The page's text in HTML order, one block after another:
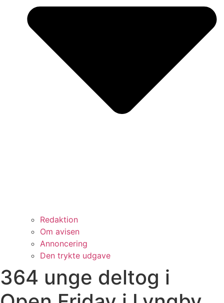
Redaktion
Om avisen
Annoncering
Den trykte udgave
364 unge deltog i